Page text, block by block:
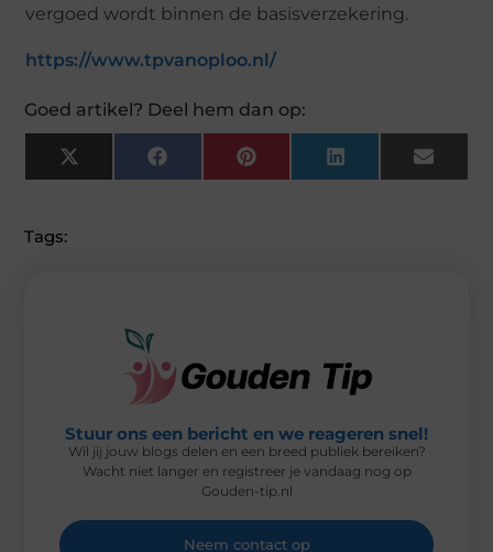
vergoed wordt binnen de basisverzekering.
https://www.tpvanoploo.nl/
Goed artikel? Deel hem dan op:
X
(
F
A
P
I
L
I
E
M
Tags:
Stuur ons een bericht en we reageren snel!
Wil jij jouw blogs delen en een breed publiek bereiken?
Wacht niet langer en registreer je vandaag nog op
Gouden-tip.nl
Neem contact op